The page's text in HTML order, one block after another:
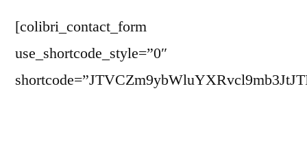
[colibri_contact_form
use_shortcode_style=”0″